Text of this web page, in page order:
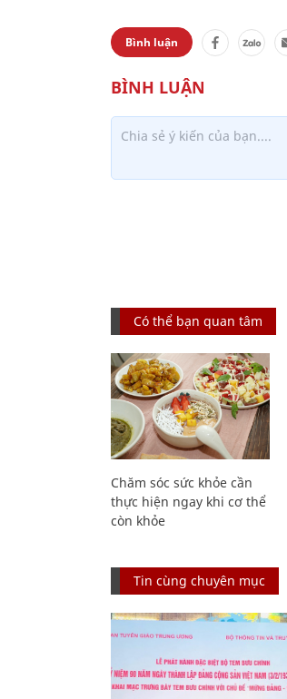
Bình luận
Có thể bạn quan tâm
Chăm sóc sức khỏe cần
thực hiện ngay khi cơ thể
còn khỏe
Tin cùng chuyên mục